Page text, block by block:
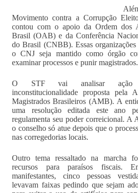
Movimento contra a Corrupção
contou com o apoio da Ordem dos
Brasil (OAB) e da Conferência
do Brasil (CNBB). Essas organizações
o CNJ seja mantido como órgão
examinar processos e punir magistrados.
O STF vai analisar ação
inconstitucionalidade proposta pela
Magistrados Brasileiros (AMB). A
uma resolução editada este ano
regulamenta seu poder correicional. A
o conselho só atue depois que o
nas corregedorias locais.
Outro tema ressaltado na marcha
recursos para paraísos fiscais.
manifestantes, cinco pessoas
levavam faixas pedindo que sejam